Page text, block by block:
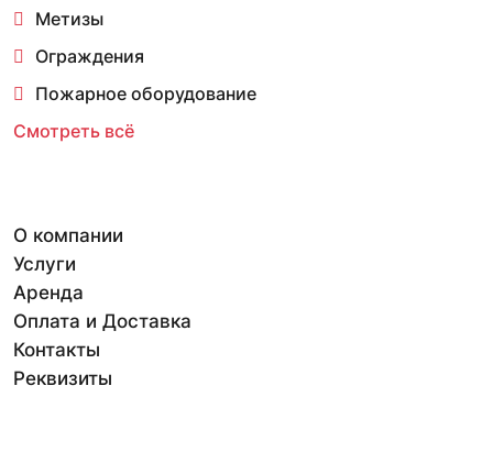
Метизы
Ограждения
Пожарное оборудование
Смотреть всё
О компании
Услуги
Аренда
Оплата и Доставка
Контакты
Реквизиты